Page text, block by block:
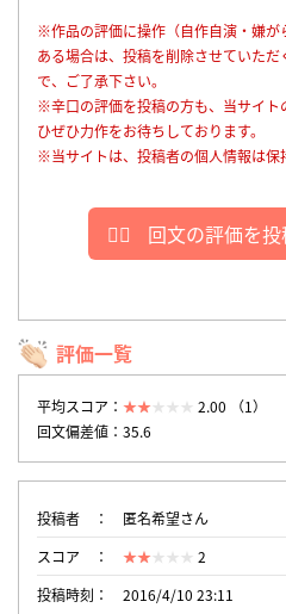
※作品の評価に操作（自作自演・嫌が
ある場合は、投稿を削除させていただ
で、ご了承下さい。
※辛口の評価を投稿の方も、当サイト
ひぜひ力作をお待ちしております。
※当サイトは、投稿者の個人情報は保
回文の評価を投
評価一覧
平均スコア：
2.00 （1）
回文偏差値：35.6
投稿者
匿名希望さん
スコア
2
投稿時刻
2016/4/10 23:11